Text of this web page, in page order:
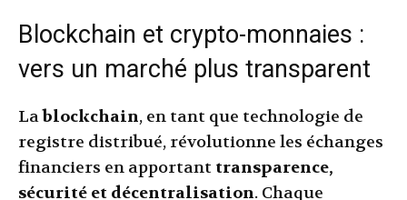
Blockchain et crypto-monnaies :
vers un marché plus transparent
Lablockchain, en tant que technologie de
registre distribué, révolutionne les échanges
financiers en apportant transparence,
sécurité et décentralisation. Chaque